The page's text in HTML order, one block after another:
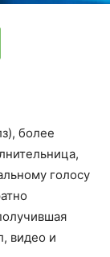
более
голосу
видео и